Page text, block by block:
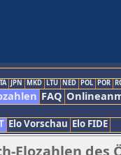
JPN MKD LTU NED POL POR
FAQ
Elo Vorschau Elo FIDE
Elozahlen des